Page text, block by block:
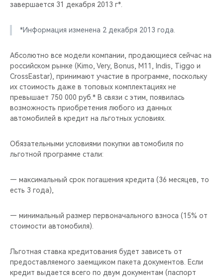
CHERY REMOTE
CHERY И СПОРТ
НАШИ МЕРОПРИЯТИЯ
ВИДЕООБЗОРЫ
CHERY ДЛЯ ДЕТЕЙ
завершается 31 декабря 2013 г*.
*Информация изменена 2 декабря 2013 года.
Абсолютно все модели компании, продающиеся сейчас на
российском рынке (Kimo, Very, Bonus, M11, Indis, Tiggo и
CrossEastar), принимают участие в программе, поскольку
их стоимость даже в топовых комплектациях не
превышает 750 000 руб.* В связи с этим, появилась
возможность приобретения любого из данных
автомобилей в кредит на льготных условиях.
Обязательными условиями покупки автомобиля по
льготной программе стали:
— максимальный срок погашения кредита (36 месяцев, то
есть 3 года),
— минимальный размер первоначального взноса (15% от
стоимости автомобиля).
Льготная ставка кредитования будет зависеть от
предоставляемого заемщиком пакета документов. Если
кредит выдается всего по двум документам (паспорт